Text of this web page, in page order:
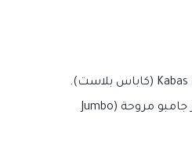
باسكت ديكور جامبو مروحة (Jumbo